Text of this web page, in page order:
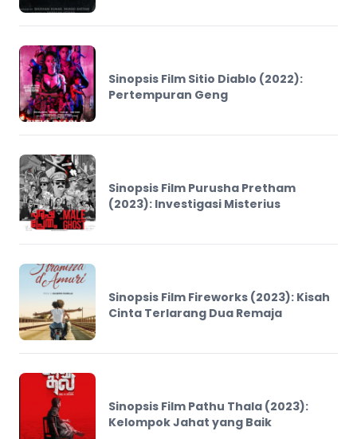
Sinopsis Film Sitio Diablo (2022):
Pertempuran Geng
Sinopsis Film Purusha Pretham
(2023): Investigasi Misterius
Sinopsis Film Fireworks (2023): Kisah
Cinta Terlarang Dua Remaja
Sinopsis Film Pathu Thala (2023):
Kelompok Jahat yang Baik